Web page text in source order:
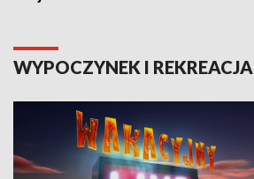
WYPOCZYNEK I REKREACJA